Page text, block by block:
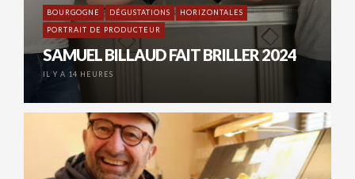
BOURGOGNE DÉGUSTATIONS
HORIZONTALES
PORTRAIT DE PRODUCTEUR
SAMUEL BILLAUD FAIT BRILLER 2024
IL Y A 14 HEURES